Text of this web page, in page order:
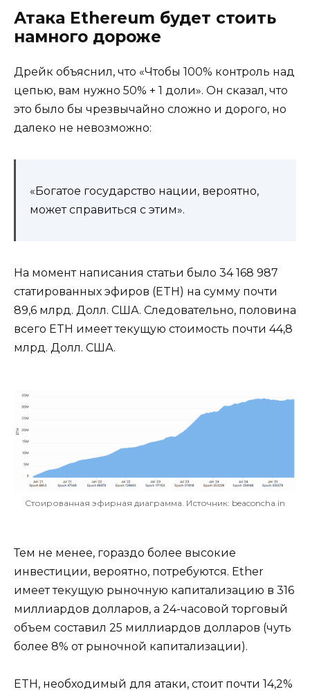
Атака Ethereum будет стоить
намного дороже
Дрейк объяснил, что «Чтобы 100% контроль над
цепью, вам нужно 50% + 1 доли». Он сказал, что
это было бы чрезвычайно сложно и дорого, но
далеко не невозможно:
«Богатое государство нации, вероятно,
может справиться с этим».
На момент написания статьи было 34 168 987
статированных эфиров (ETH) на сумму почти
89,6 млрд. Долл. США. Следовательно, половина
всего ETH имеет текущую стоимость почти 44,8
млрд. Долл. США.
Стоированная эфирная диаграмма. Источник: beaconcha.in
Тем не менее, гораздо более высокие
инвестиции, вероятно, потребуются. Ether
имеет текущую рыночную капитализацию в 316
миллиардов долларов, а 24-часовой торговый
объем составил 25 миллиардов долларов (чуть
более 8% от рыночной капитализации).
ETH, необходимый для атаки, стоит почти 14,2%